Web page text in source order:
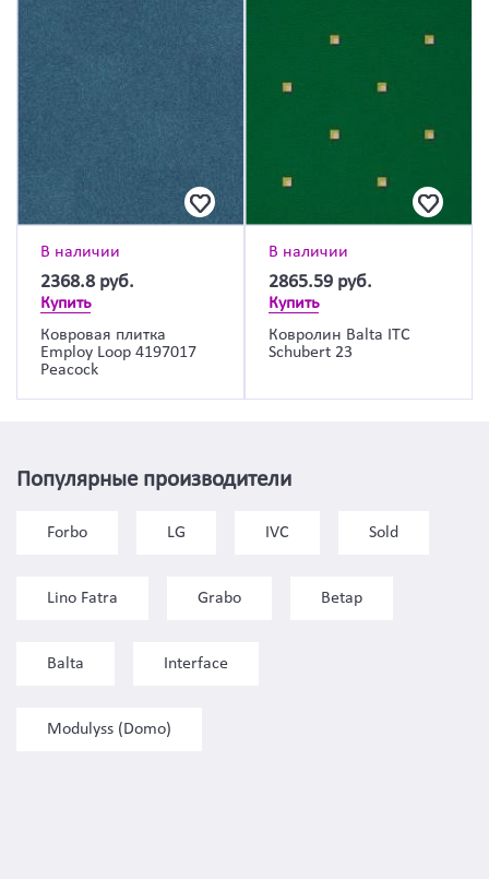
В наличии
2368.8 руб.
Купить
Ковровая плитка
Employ Loop 4197017
Peacock
В наличии
2865.59 руб.
Купить
Ковролин Balta ITC
Schubert 23
Популярные производители
Forbo LG IVC Sold
Lino Fatra Grabo Betap
Balta Interface
Modulyss (Domo)